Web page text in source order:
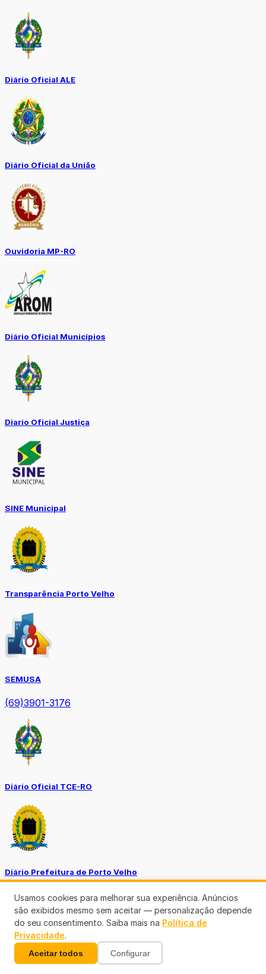
Diário Oficial ALE
Diário Oficial da União
Ouvidoria MP-RO
Diário Oficial Municípios
Diario Oficial Justiça
SINE Municipal
Transparência Porto Velho
SEMUSA
(69)3901-3176
Diário Oficial TCE-RO
Diário Prefeitura de Porto Velho
Diário Oficial de RO
Usamos cookies para melhorar sua experiência. Anúncios
são exibidos mesmo sem aceitar — personalização depende
do seu consentimento. Saiba mais na Política de
Privacidade.
Aceitar todos Configurar